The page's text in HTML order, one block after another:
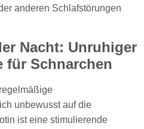
anderen Schlafstörungen
Nacht: Unruhiger
für Schnarchen
unbewusst auf die
ist eine stimulierende